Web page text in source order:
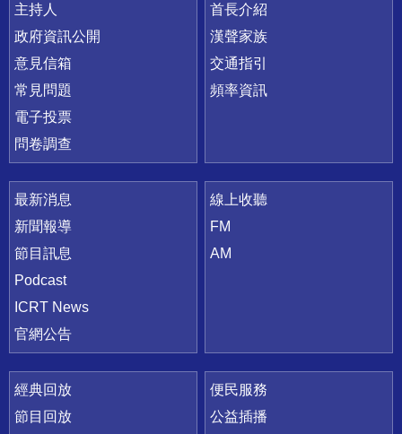
主持人
政府資訊公開
意見信箱
常見問題
電子投票
問卷調查
首長介紹
漢聲家族
交通指引
頻率資訊
最新消息
新聞報導
節目訊息
Podcast
ICRT News
官網公告
線上收聽
FM
AM
經典回放
節目回放
便民服務
公益插播